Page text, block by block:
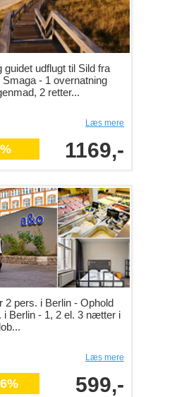
guidet udflugt til Sild fra
Smaga - 1 overnatning
2 retter...
Læs mere
1169,-
2 pers. i Berlin - Ophold
i Berlin - 1, 2 el. 3 nætter i
Læs mere
599,-